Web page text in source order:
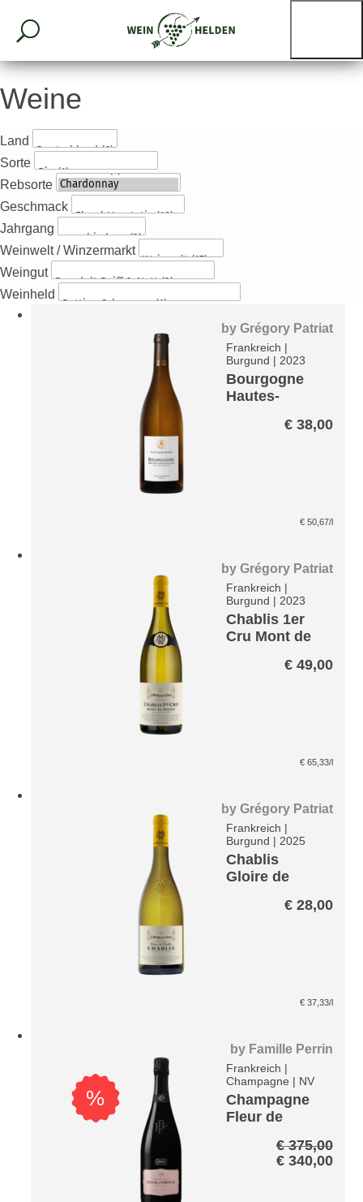
Weine
Land
Sorte
Rebsorte
Geschmack
Jahrgang
Weinwelt / Winzermarkt
Weingut
Weinheld
byGrégory Patriat
Frankreich |
Burgund | 2023
Bourgogne
Hautes-
Nuits Blanc*
€ 38,00
€ 50,67/l
byGrégory Patriat
Frankreich |
Burgund | 2023
Chablis 1er
Cru Mont de
€ 49,00
€ 65,33/l
byGrégory Patriat
Frankreich |
Burgund | 2025
Chablis
Gloire de
€ 28,00
€ 37,33/l
by Famille Perrin
%
Frankreich |
Champagne | NV
Champagne
Fleur de
Exclusiveme
nt Rosé ER3
€375,00
€ 340,00